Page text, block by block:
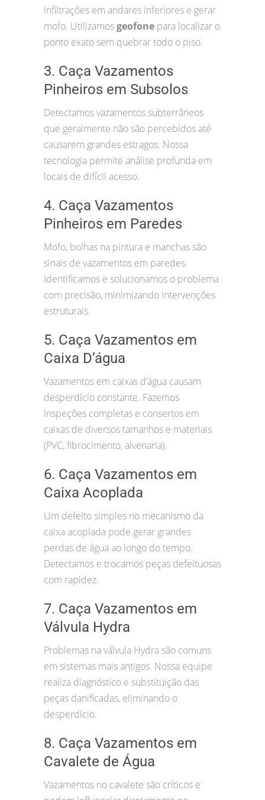
infiltrações em andares inferiores e gerar
mofo. Utilizamosgeofone para localizar o
ponto exato sem quebrar todo o piso.
3. Caça Vazamentos
Pinheiros em Subsolos
Detectamos vazamentos subterrâneos
que geralmente não são percebidos até
causarem grandes estragos. Nossa
tecnologia permite análise profunda em
locais de difícil acesso.
4. Caça Vazamentos
Pinheiros em Paredes
Mofo, bolhas na pintura e manchas são
sinais de vazamentos em paredes.
Identificamos e solucionamos o problema
com precisão, minimizando intervenções
estruturais.
5. Caça Vazamentos em
Caixa D’água
Vazamentos em caixas d’água causam
desperdício constante. Fazemos
inspeções completas e consertos em
caixas de diversos tamanhos e materiais
(PVC, fibrocimento, alvenaria).
6. Caça Vazamentos em
Caixa Acoplada
Um defeito simples no mecanismo da
caixa acoplada pode gerar grandes
perdas de água ao longo do tempo.
Detectamos e trocamos peças defeituosas
com rapidez.
7. Caça Vazamentos em
Válvula Hydra
Problemas na válvula Hydra são comuns
em sistemas mais antigos. Nossa equipe
realiza diagnóstico e substituição das
peças danificadas, eliminando o
desperdício.
8. Caça Vazamentos em
Cavalete de Água
Vazamentos no cavalete são críticos e